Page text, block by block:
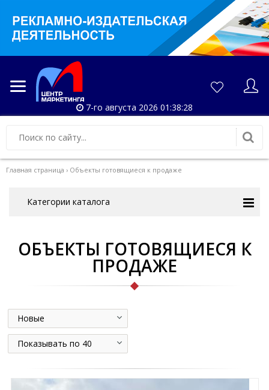
7-го августа 2026 01:38:30
Главная страница › Объекты готовящиеся к продаже
Категории каталога
ОБЪЕКТЫ ГОТОВЯЩИЕСЯ К
ПРОДАЖЕ
Новые
Показывать по 40